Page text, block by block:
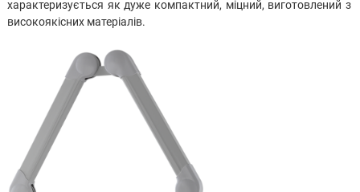
характеризується як дуже компактний, міцний, виготовлений з
високоякісних матеріалів.